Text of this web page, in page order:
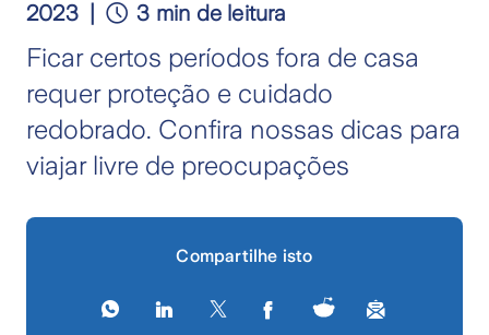
2023
3 min de leitura
Ficar certos períodos fora de casa
requer proteção e cuidado
redobrado. Confira nossas dicas para
viajar livre de preocupações
Compartilhe isto